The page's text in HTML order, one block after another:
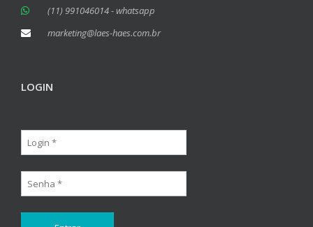
(11) 991046014 - whatsapp
marketing@laes-haes.com.br
LOGIN